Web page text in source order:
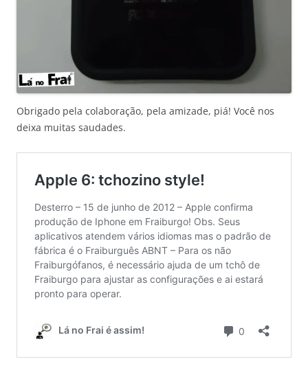
Obrigado pela colaboração, pela amizade, piá! Você nos
deixa muitas saudades.